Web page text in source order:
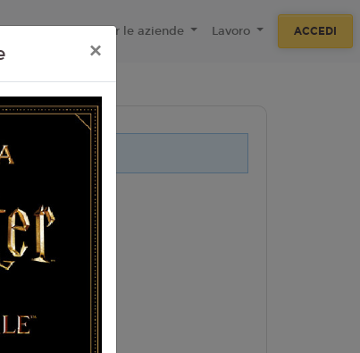
F.A.Q Per le aziende Lavoro ACCEDI
questo evento.
×